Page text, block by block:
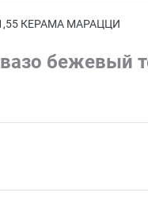
КЕРАМА МАРАЦЦИ